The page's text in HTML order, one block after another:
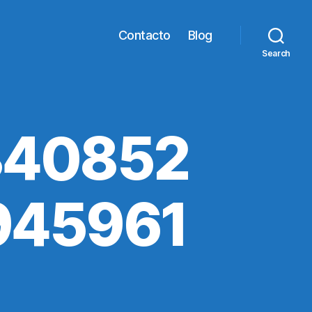
Contacto Blog
Search